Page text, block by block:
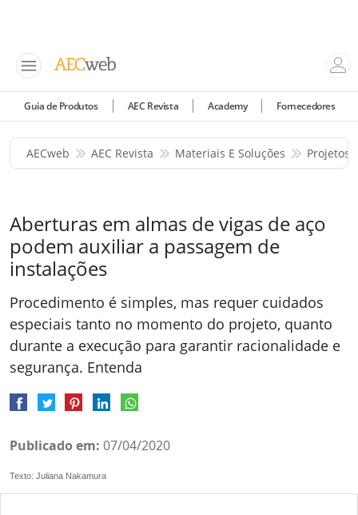
Guia de Produtos AEC Revista Academy Fornecedores
AECweb AEC Revista Materiais E Soluções Projetos
Aberturas em almas de vigas de aço
podem auxiliar a passagem de
instalações
Procedimento é simples, mas requer cuidados
especiais tanto no momento do projeto, quanto
durante a execução para garantir racionalidade e
segurança. Entenda
Publicado em: 07/04/2020
Texto: Juliana Nakamura